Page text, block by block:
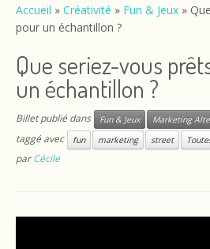
contenu
Accueil » Créativité » Fun & Jeux »
pour un échantillon ?
Que seriez-vous
un échantillon ?
Billet publié dans Fun & Jeux Marketing
taggé avec
fun marketing street
parCécile